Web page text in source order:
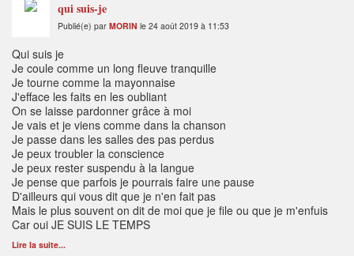
qui suis-je
Publié(e) par MORIN le 24 août 2019 à 11:53
Qui suis je
Je coule comme un long fleuve tranquille
Je tourne comme la mayonnaise
J'efface les faits en les oubliant
On se laisse pardonner grâce à moi
Je vais et je viens comme dans la chanson
Je passe dans les salles des pas perdus
Je peux troubler la conscience
Je peux rester suspendu à la langue
Je pense que parfois je pourrais faire une pause
D'ailleurs qui vous dit que je n'en fait pas
Mais le plus souvent on dit de moi que je file ou que je m'enfuis
Car oui JE SUIS LE TEMPS
Lire la suite...